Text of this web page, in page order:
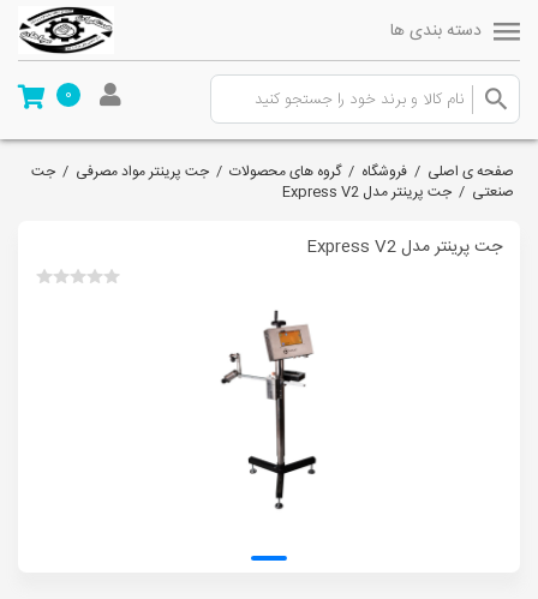
دسته بندی ها
0
صفحه ی اصلی / فروشگاه /گروه های محصولات / جت پرینتر مواد مصرفی / جت
صنعتی / جت پرینتر مدل Express V2
جت پرینتر مدل Express V2